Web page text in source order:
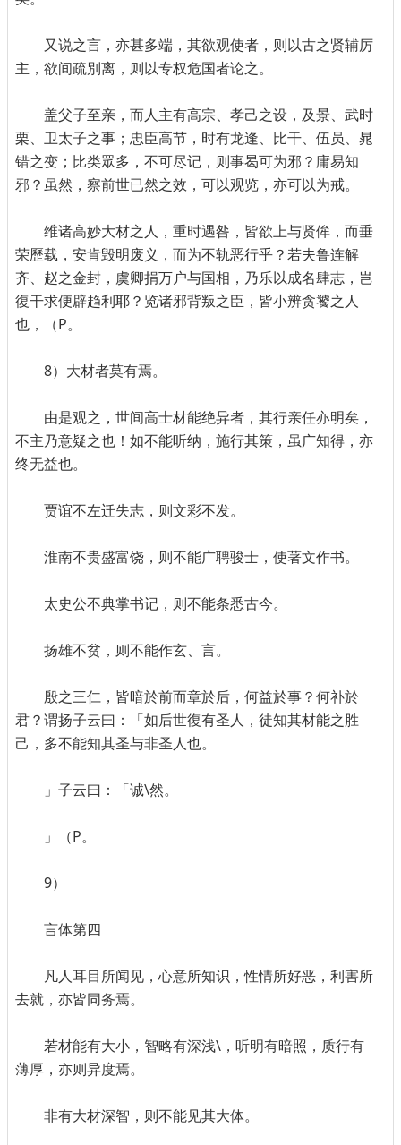
又说之言，亦甚多端，其欲观使者，则以古之贤辅厉
主，欲间疏別离，则以专权危国者论之。
盖父子至亲，而人主有高宗、孝己之设，及景、武时
栗、卫太子之事；忠臣高节，时有龙逢、比干、伍员、晁
错之变；比类眾多，不可尽记，则事曷可为邪？庸易知
邪？虽然，察前世已然之效，可以观览，亦可以为戒。
维诸高妙大材之人，重时遇咎，皆欲上与贤侔，而垂
荣歷载，安肯毁明废义，而为不轨恶行乎？若夫鲁连解
齐、赵之金封，虞卿捐万户与国相，乃乐以成名肆志，岂
復干求便辟趋利耶？览诸邪背叛之臣，皆小辨贪饕之人
也，（P。
8）大材者莫有焉。
由是观之，世间高士材能绝异者，其行亲任亦明矣，
不主乃意疑之也！如不能听纳，施行其策，虽广知得，亦
终无益也。
贾谊不左迁失志，则文彩不发。
淮南不贵盛富饶，则不能广聘骏士，使著文作书。
太史公不典掌书记，则不能条悉古今。
扬雄不贫，则不能作玄、言。
殷之三仁，皆暗於前而章於后，何益於事？何补於
君？谓扬子云曰：「如后世復有圣人，徒知其材能之胜
己，多不能知其圣与非圣人也。
」子云曰：「诚\然。
」（P。
9）
言体第四
凡人耳目所闻见，心意所知识，性情所好恶，利害所
去就，亦皆同务焉。
若材能有大小，智略有深浅\，听明有暗照，质行有
薄厚，亦则异度焉。
非有大材深智，则不能见其大体。